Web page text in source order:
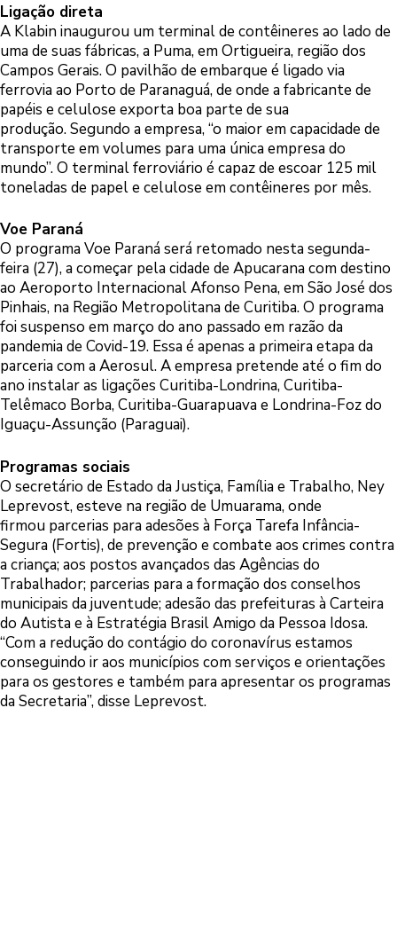
Ligação direta
A Klabin inaugurou um terminal de contêineres ao lado de
uma de suas fábricas, a Puma, em Ortigueira, região dos
Campos Gerais. O pavilhão de embarque é ligado via
ferrovia ao Porto de Paranaguá, de onde a fabricante de
papéis e celulose exporta boa parte de sua
produção. Segundo a empresa, “o maior em capacidade de
transporte em volumes para uma única empresa do
mundo”. O terminal ferroviário é capaz de escoar 125 mil
toneladas de papel e celulose em contêineres por mês.
Voe Paraná
O programa Voe Paraná será retomado nesta segunda-
feira (27), a começar pela cidade de Apucarana com destino
ao Aeroporto Internacional Afonso Pena, em São José dos
Pinhais, na Região Metropolitana de Curitiba. O programa
foi suspenso em março do ano passado em razão da
pandemia de Covid-19. Essa é apenas a primeira etapa da
parceria com a Aerosul. A empresa pretende até o fim do
ano instalar as ligações Curitiba-Londrina, Curitiba-
Telêmaco Borba, Curitiba-Guarapuava e Londrina-Foz do
Iguaçu-Assunção (Paraguai).
Programas sociais
O secretário de Estado da Justiça, Família e Trabalho, Ney
Leprevost, esteve na região de Umuarama, onde
firmou parcerias para adesões à Força Tarefa Infância-
Segura (Fortis), de prevenção e combate aos crimes contra
a criança; aos postos avançados das Agências do
Trabalhador; parcerias para a formação dos conselhos
municipais da juventude; adesão das prefeituras à Carteira
do Autista e à Estratégia Brasil Amigo da Pessoa Idosa.
“Com a redução do contágio do coronavírus estamos
conseguindo ir aos municípios com serviços e orientações
para os gestores e também para apresentar os programas
da Secretaria”, disse Leprevost.